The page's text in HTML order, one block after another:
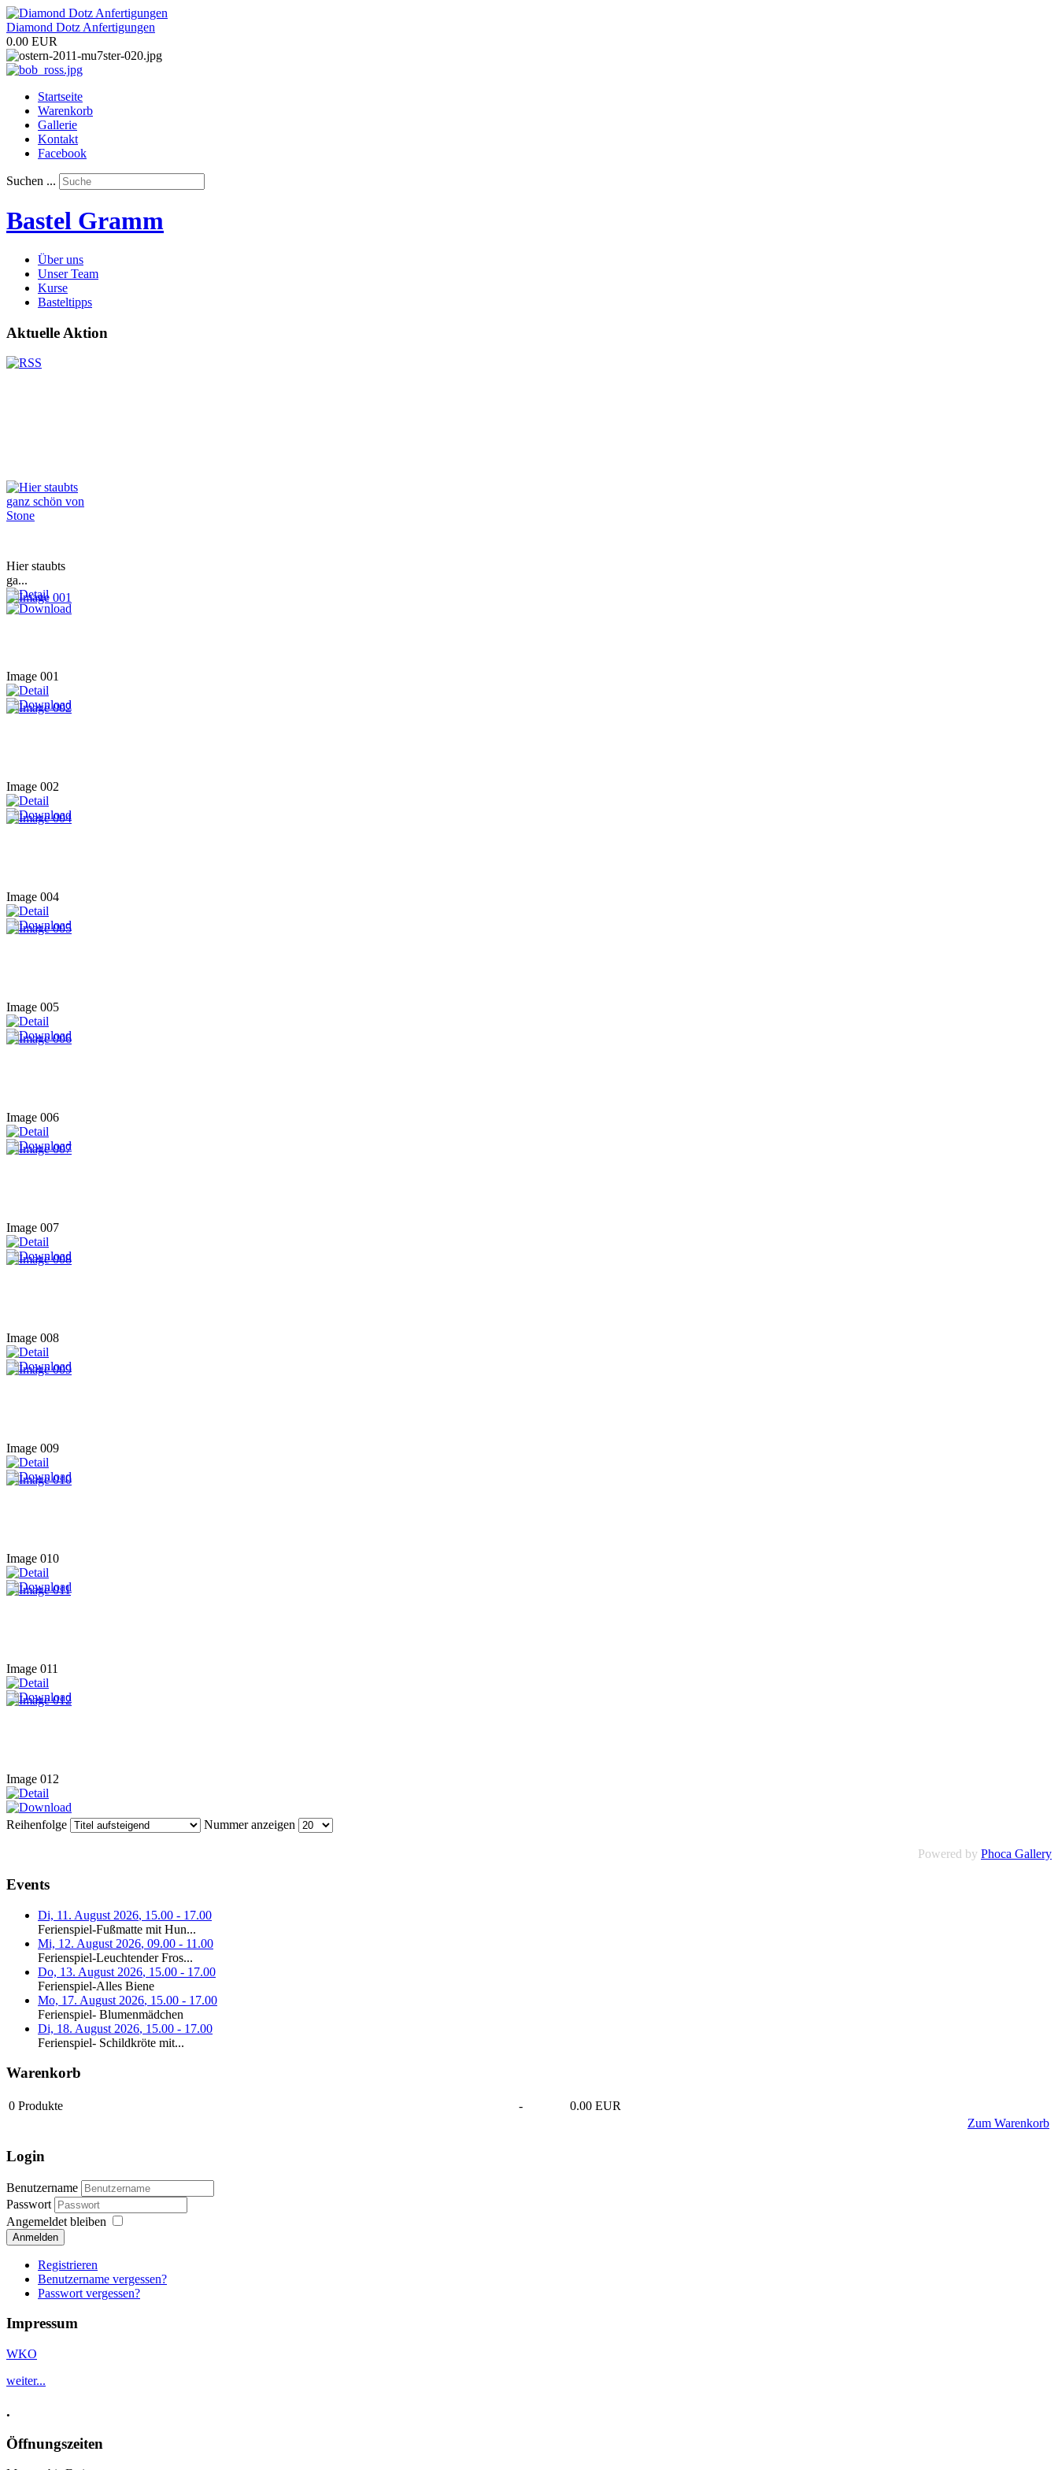
Diamond Dotz Anfertigungen
0.00 EUR
Startseite
Warenkorb
Gallerie
Kontakt
Facebook
Suchen ...
Bastel Gramm
Über uns
Unser Team
Kurse
Basteltipps
Aktuelle Aktion
Hier staubts
ga...
Image 001
Image 002
Image 004
Image 005
Image 006
Image 007
Image 008
Image 009
Image 010
Image 011
Image 012
Reihenfolge Nummer anzeigen
Powered by Phoca Gallery
Events
Di, 11. August 2026, 15.00 - 17.00
Ferienspiel-Fußmatte mit Hun...
Mi, 12. August 2026, 09.00 - 11.00
Ferienspiel-Leuchtender Fros...
Do, 13. August 2026, 15.00 - 17.00
Ferienspiel-Alles Biene
Mo, 17. August 2026, 15.00 - 17.00
Ferienspiel- Blumenmädchen
Di, 18. August 2026, 15.00 - 17.00
Ferienspiel- Schildkröte mit...
Warenkorb
0 Produkte -
0.00 EUR
Zum Warenkorb
Login
Benutzername
Passwort
Angemeldet bleiben
Anmelden
Registrieren
Benutzername vergessen?
Passwort vergessen?
Impressum
WKO
weiter...
.
Öffnungszeiten